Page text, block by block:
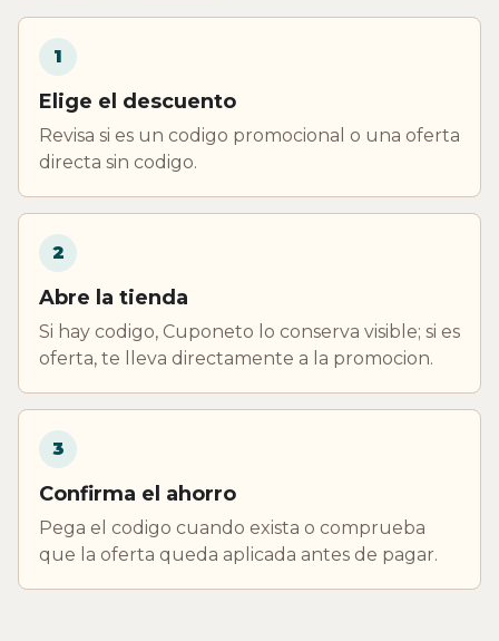
1
Elige el descuento
Revisa si es un codigo promocional o una oferta
directa sin codigo.
2
Abre la tienda
Si hay codigo, Cuponeto lo conserva visible; si es
oferta, te lleva directamente a la promocion.
3
Confirma el ahorro
Pega el codigo cuando exista o comprueba
que la oferta queda aplicada antes de pagar.